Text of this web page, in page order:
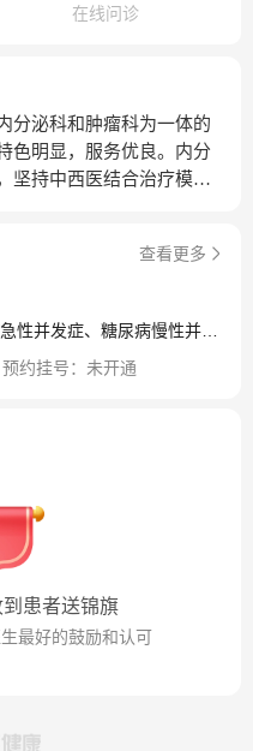
在线问诊
分泌科和肿瘤科为一体的
色明显，服务优良。内分
坚持中西医结合治疗模
药优势，挖掘传统中医疗
疗，对糖尿病周围神经病
腺功能减退症、甲状腺结
果。目前科内配备血糖仪
两台，胰岛素泵五台，糖
宁区农合办、江宁区医保
6人，目前已成功申报区
环境整洁，设施齐全。配
间，长期开设专科门诊，
行健康宣教活动（每周三
日除外），不定期举办义
档案及长期随访系统，为
室在临床诊治中突出中医
查看更多
预约挂号： 未开通
患者送锦旗
最好的鼓励和认可